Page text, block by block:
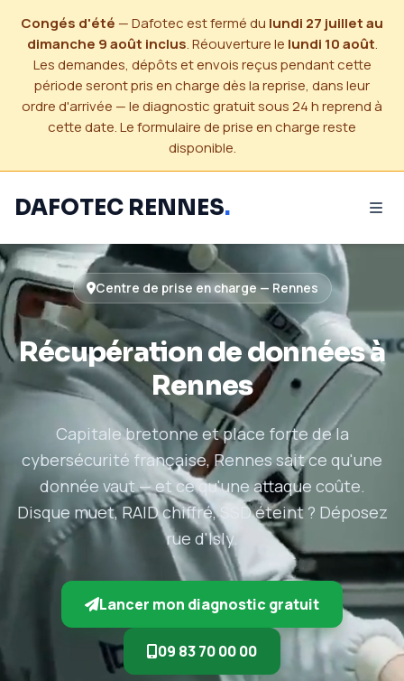
Congés d'été — Dafotec est fermé du lundi 27 juillet au
dimanche 9 août inclus. Réouverture le lundi 10 août.
Les demandes, dépôts et envois reçus pendant cette
période seront pris en charge dès la reprise, dans leur
ordre d'arrivée — le diagnostic gratuit sous 24 h reprend à
cette date. Le formulaire de prise en charge reste
disponible.
DAFOTEC RENNES.
Centre de prise en charge — Rennes
Récupération de données à
Rennes
Capitale bretonne et place forte de la
cybersécurité française, Rennes sait ce qu'une
donnée vaut — et ce qu'une attaque coûte.
Disque muet, RAID chiffré, SSD éteint ? Déposez
rue d'Isly.
Lancer mon diagnostic gratuit
09 83 70 00 00